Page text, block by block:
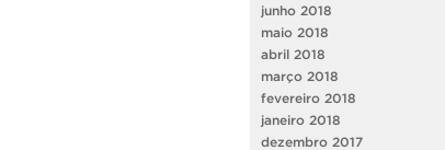
junho 2018
maio 2018
abril 2018
março 2018
fevereiro 2018
janeiro 2018
dezembro 2017